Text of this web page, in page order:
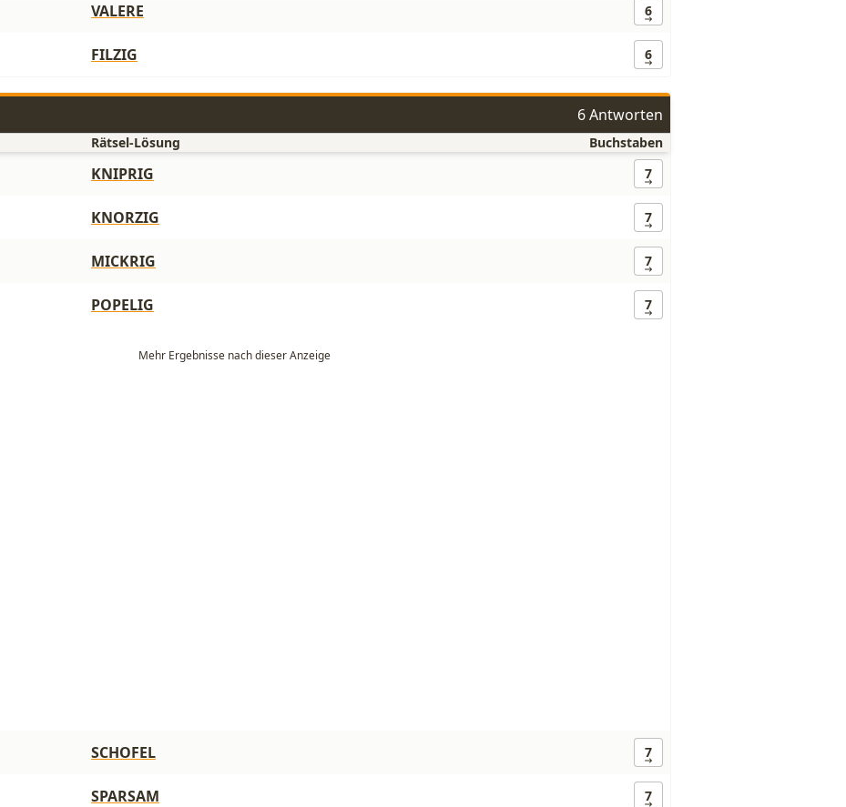
VALERE 6
FILZIG 6
6 Antworten
Rätsel-Lösung Buchstaben
KNIPRIG 7
KNORZIG 7
MICKRIG 7
POPELIG 7
SCHOFEL 7
SPARSAM 7